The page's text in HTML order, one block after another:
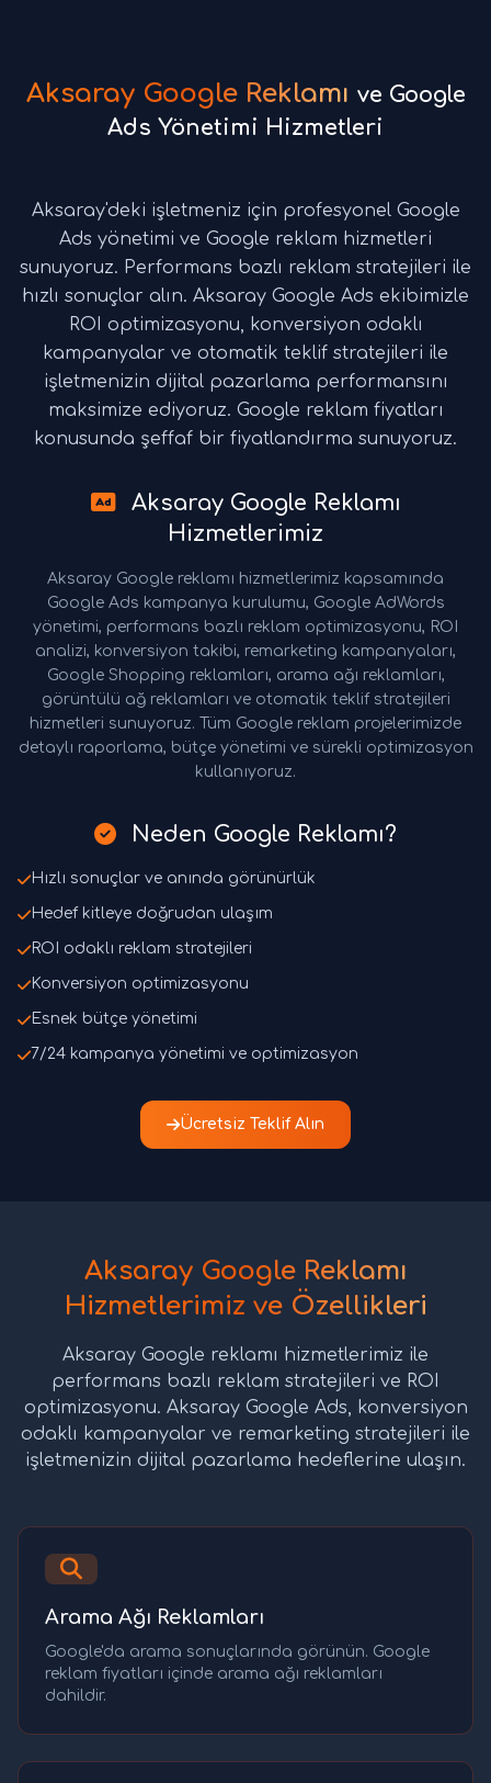
Aksaray Google Reklamı ve Google
Ads Yönetimi Hizmetleri
Aksaray'deki işletmeniz için profesyonel Google
Ads yönetimi ve Google reklam hizmetleri
sunuyoruz. Performans bazlı reklam stratejileri ile
hızlı sonuçlar alın. Aksaray Google Ads ekibimizle
ROI optimizasyonu, konversiyon odaklı
kampanyalar ve otomatik teklif stratejileri ile
işletmenizin dijital pazarlama performansını
maksimize ediyoruz. Google reklam fiyatları
konusunda şeffaf bir fiyatlandırma sunuyoruz.
Aksaray Google Reklamı
Hizmetlerimiz
Aksaray Google reklamı hizmetlerimiz kapsamında
Google Ads kampanya kurulumu, Google AdWords
yönetimi, performans bazlı reklam optimizasyonu, ROI
analizi, konversiyon takibi, remarketing kampanyaları,
Google Shopping reklamları, arama ağı reklamları,
görüntülü ağ reklamları ve otomatik teklif stratejileri
hizmetleri sunuyoruz. Tüm Google reklam projelerimizde
detaylı raporlama, bütçe yönetimi ve sürekli optimizasyon
kullanıyoruz.
Neden Google Reklamı?
Hızlı sonuçlar ve anında görünürlük
Hedef kitleye doğrudan ulaşım
ROI odaklı reklam stratejileri
Konversiyon optimizasyonu
Esnek bütçe yönetimi
7/24 kampanya yönetimi ve optimizasyon
Ücretsiz Teklif Alın
Aksaray Google Reklamı
Hizmetlerimiz ve Özellikleri
Aksaray Google reklamı hizmetlerimiz ile
performans bazlı reklam stratejileri ve ROI
optimizasyonu. Aksaray Google Ads, konversiyon
odaklı kampanyalar ve remarketing stratejileri ile
işletmenizin dijital pazarlama hedeflerine ulaşın.
Arama Ağı Reklamları
Google'da arama sonuçlarında görünün. Google
reklam fiyatları içinde arama ağı reklamları
dahildir.